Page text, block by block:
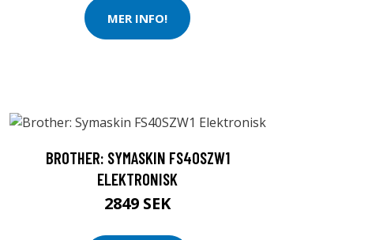
MER INFO!
BROTHER: SYMASKIN FS40SZW1
ELEKTRONISK
2849 SEK